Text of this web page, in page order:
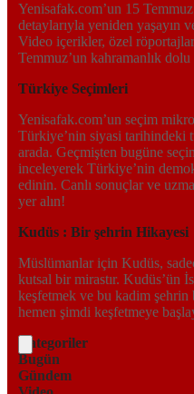
Yenisafak.com’un 15
detaylarıyla yeniden yaşayın
Video içerikler, özel
Temmuz’un kahramanlık
Türkiye Seçimleri
Yenisafak.com’un seçim
Türkiye’nin siyasi tarihindeki
arada. Geçmişten bugüne
inceleyerek Türkiye’nin
edinin. Canlı sonuçlar ve
yer alın!
Kudüs : Bir şehrin Hikayesi
Müslümanlar için Kudüs,
kutsal bir mirastır. Kudüs’ün
keşfetmek ve bu kadim şehrin
hemen şimdi keşfetmeye
Kategoriler
Bugün
Gündem